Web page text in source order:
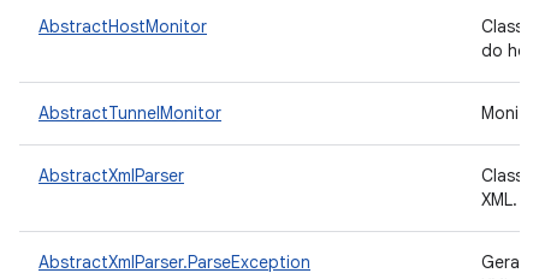
AbstractHostMonitor
do
AbstractTunnelMonitor
AbstractXmlParser
XML.
AbstractXmlParser.ParseException